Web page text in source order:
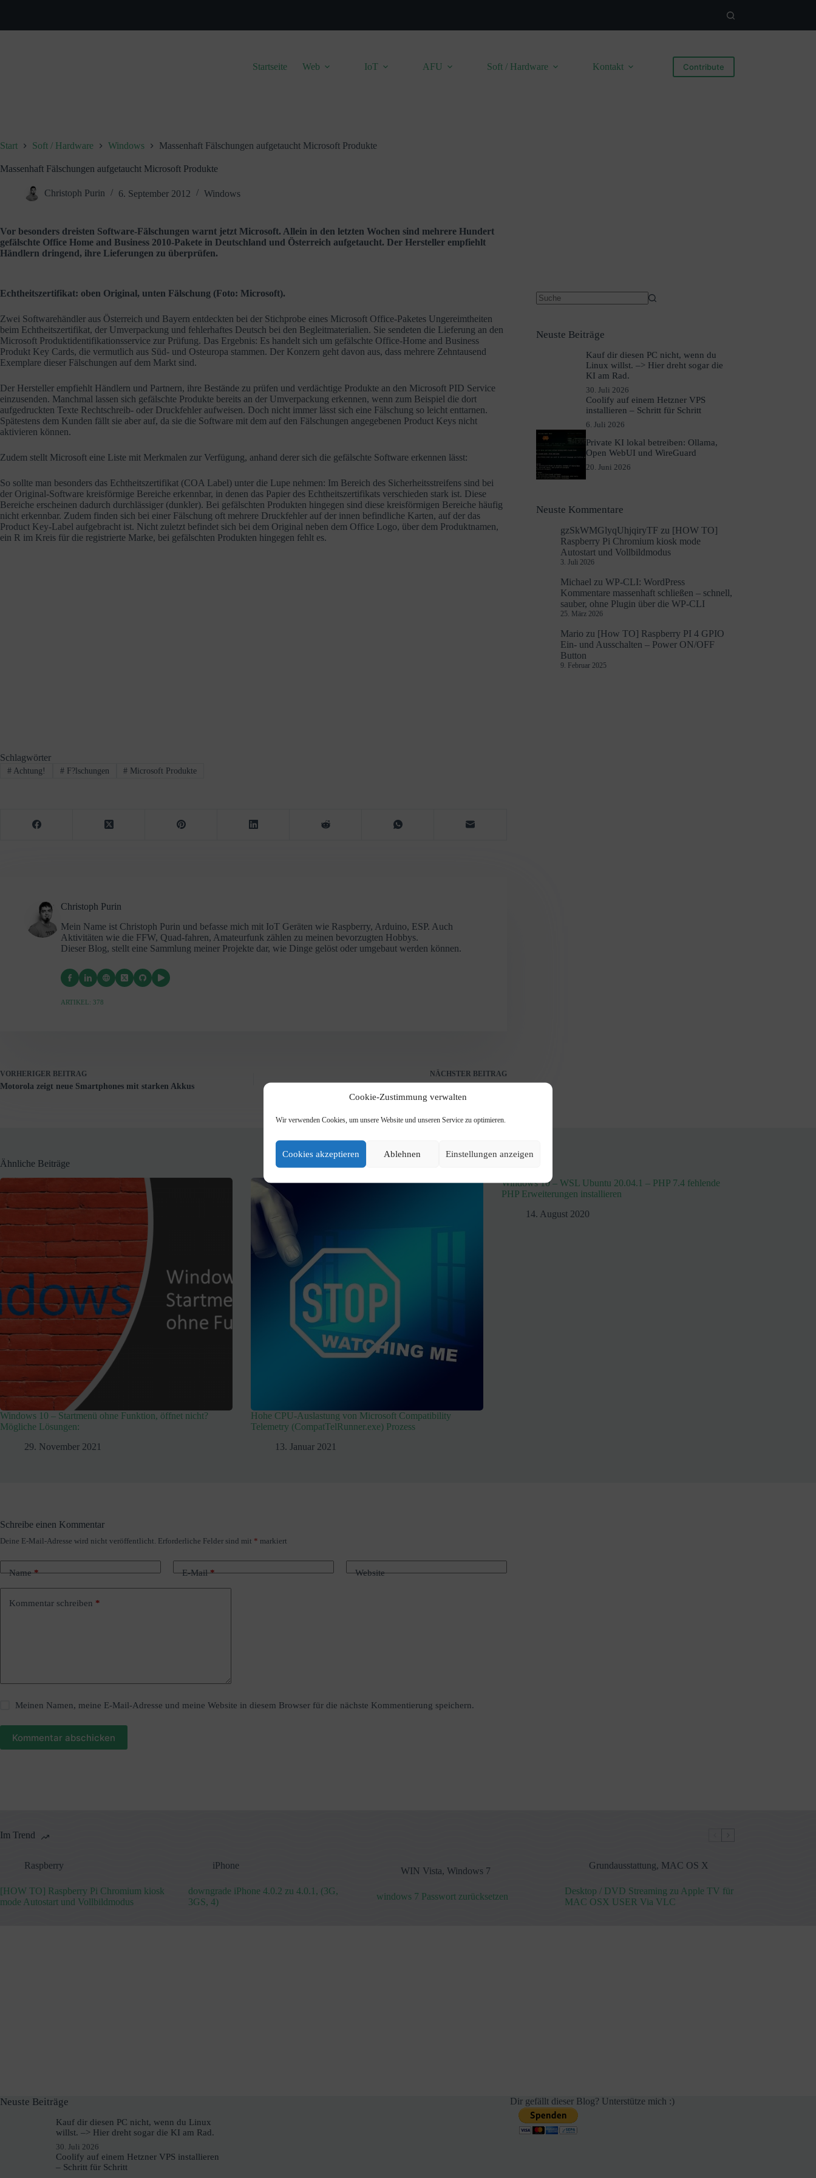
Cookie-Zustimmung verwalten
Wir verwenden Cookies, um unsere Website und unseren Service zu optimieren.
Cookies akzeptieren Ablehnen Einstellungen anzeigen
Startseite Web IoT AFU Soft / Hardware Kontakt Contribute
Start Soft / Hardware Windows Massenhaft Fälschungen aufgetaucht Microsoft Produkte
Massenhaft Fälschungen aufgetaucht Microsoft Produkte
Christoph Purin 6. September 2012 Windows
Vor besonders dreisten Software-Fälschungen warnt jetzt Microsoft. Allein in den letzten Wochen sind mehrere Hundert
gefälschte Office Home and Business 2010-Pakete in Deutschland und Österreich aufgetaucht. Der Hersteller empfiehlt
Händlern dringend, ihre Lieferungen zu überprüfen.
Echtheitszertifikat: oben Original, unten Fälschung (Foto: Microsoft).
Zwei Softwarehändler aus Österreich und Bayern entdeckten bei der Stichprobe eines Microsoft Office-Paketes Ungereimtheiten
beim Echtheitszertifikat, der Umverpackung und fehlerhaftes Deutsch bei den Begleitmaterialien. Sie sendeten die Lieferung an den
Microsoft Produktidentifikationsservice zur Prüfung. Das Ergebnis: Es handelt sich um gefälschte Office-Home and Business
Produkt Key Cards, die vermutlich aus Süd- und Osteuropa stammen. Der Konzern geht davon aus, dass mehrere Zehntausend
Exemplare dieser Fälschungen auf dem Markt sind.
Der Hersteller empfiehlt Händlern und Partnern, ihre Bestände zu prüfen und verdächtige Produkte an den Microsoft PID Service
einzusenden. Manchmal lassen sich gefälschte Produkte bereits an der Umverpackung erkennen, wenn zum Beispiel die dort
aufgedruckten Texte Rechtschreib- oder Druckfehler aufweisen. Doch nicht immer lässt sich eine Fälschung so leicht enttarnen.
Spätestens dem Kunden fällt sie aber auf, da sie die Software mit dem auf den Fälschungen angegebenen Product Keys nicht
aktivieren können.
Zudem stellt Microsoft eine Liste mit Merkmalen zur Verfügung, anhand derer sich die gefälschte Software erkennen lässt:
So sollte man besonders das Echtheitszertifikat (COA Label) unter die Lupe nehmen: Im Bereich des Sicherheitsstreifens sind bei
der Original-Software kreisförmige Bereiche erkennbar, in denen das Papier des Echtheitszertifikats verschieden stark ist. Diese
Bereiche erscheinen dadurch durchlässiger (dunkler). Bei gefälschten Produkten hingegen sind diese kreisförmigen Bereiche häufig
nicht erkennbar. Zudem finden sich bei einer Fälschung oft mehrere Druckfehler auf der innen befindliche Karten, auf der das
Product Key-Label aufgebracht ist. Nicht zuletzt befindet sich bei dem Original neben dem Office Logo, über dem Produktnamen,
ein R im Kreis für die registrierte Marke, bei gefälschten Produkten hingegen fehlt es.
Schlagwörter
#Achtung! #F?lschungen # Microsoft Produkte
Christoph Purin
Mein Name ist Christoph Purin und befasse mich mit IoT Geräten wie Raspberry, Arduino, ESP. Auch
Aktivitäten wie die FFW, Quad-fahren, Amateurfunk zählen zu meinen bevorzugten Hobbys.
Dieser Blog, stellt eine Sammlung meiner Projekte dar, wie Dinge gelöst oder umgebaut werden können.
ARTIKEL: 378
VORHERIGER BEITRAG
Motorola zeigt neue Smartphones mit starken Akkus
NÄCHSTER BEITRAG
Verschlüsselung bei »WhatsApp«
Neuste Beiträge
Kauf dir diesen PC nicht, wenn du
Linux willst. –> Hier dreht sogar die
KI am Rad.
30. Juli 2026
Coolify auf einem Hetzner VPS
installieren – Schritt für Schritt
6. Juli 2026
Private KI lokal betreiben: Ollama,
Open WebUI und WireGuard
20. Juni 2026
Neuste Kommentare
gzSkWMGlyqUhjqiryTF zu [HOW TO]
Raspberry Pi Chromium kiosk mode
Autostart und Vollbildmodus
3. Juli 2026
Michael zuWP-CLI: WordPress
Kommentare massenhaft schließen – schnell,
sauber, ohne Plugin über die WP-CLI
25. März 2026
Mario zu [How TO] Raspberry PI 4 GPIO
Ein- und Ausschalten – Power ON/OFF
Button
9. Februar 2025
Ähnliche Beiträge
Windows 10 – Startmenü ohne Funktion, öffnet nicht?
Mögliche Lösungen:
29. November 2021
Hohe CPU-Auslastung von Microsoft Compatibility
Telemetry (CompatTelRunner.exe) Prozess
13. Januar 2021
Windows 10 – WSL Ubuntu 20.04.1 – PHP 7.4 fehlende
PHP Erweiterungen installieren
14. August 2020
Schreibe einen Kommentar
Deine E-Mail-Adresse wird nicht veröffentlicht. Erforderliche Felder sind mit * markiert
Name* E-Mail* Website
Kommentar schreiben *
Meinen Namen, meine E-Mail-Adresse und meine Website in diesem Browser für die nächste Kommentierung speichern.
Kommentar abschicken
A
t
e
r
Im Trend
Raspberry
[HOW TO] Raspberry Pi Chromium kiosk
mode Autostart und Vollbildmodus
iPhone
downgrade iPhone 4.0.2 zu 4.0.1, (3G,
3GS, 4)
WIN Vista, Windows 7
windows 7 Passwort zurücksetzen
Grundausstattung, MAC OS X
Desktop / DVD Streaming zu Apple TV für
MAC OSX USER Via VLC
Neuste Beiträge
Kauf dir diesen PC nicht, wenn du Linux
willst. –> Hier dreht sogar die KI am Rad.
30. Juli 2026
Coolify auf einem Hetzner VPS installieren
– Schritt für Schritt
Dir gefällt dieser Blog? Unterstütze mich :)